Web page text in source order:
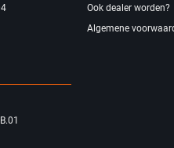
Ook dealer worden?
Algemene